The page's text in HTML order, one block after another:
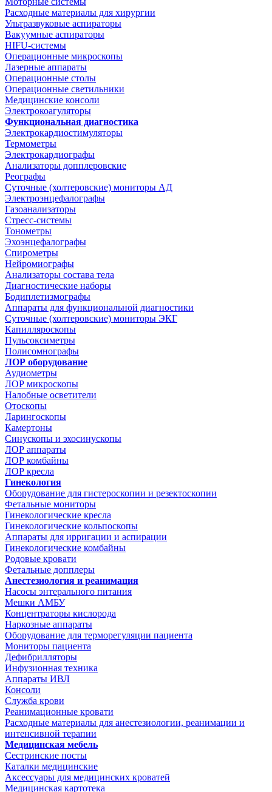
Расходные материалы для хирургии
Ультразвуковые аспираторы
Вакуумные аспираторы
HIFU-системы
Операционные микроскопы
Лазерные аппараты
Операционные столы
Операционные светильники
Медицинские консоли
Электрокоагуляторы
Функциональная диагностика
Электрокардиостимуляторы
Термометры
Электрокардиографы
Анализаторы допплеровские
Реографы
Суточные (холтеровские) мониторы АД
Электроэнцефалографы
Газоанализаторы
Стресс-системы
Тонометры
Эхоэнцефалографы
Спирометры
Нейромиографы
Анализаторы состава тела
Диагностические наборы
Бодиплетизмографы
Аппараты для функциональной диагностики
Суточные (холтеровские) мониторы ЭКГ
Капилляроскопы
Пульсоксиметры
Полисомнографы
ЛОР оборудование
Аудиометры
ЛОР микроскопы
Налобные осветители
Отоскопы
Ларингоскопы
Камертоны
Синускопы и эхосинускопы
ЛОР аппараты
ЛОР комбайны
ЛОР кресла
Гинекология
Оборудование для гистероскопии и резектоскопии
Фетальные мониторы
Гинекологические кресла
Гинекологические кольпоскопы
Аппараты для ирригации и аспирации
Гинекологические комбайны
Родовые кровати
Фетальные допплеры
Анестезиология и реанимация
Насосы энтерального питания
Мешки АМБУ
Концентраторы кислорода
Наркозные аппараты
Оборудование для терморегуляции пациента
Мониторы пациента
Дефибрилляторы
Инфузионная техника
Аппараты ИВЛ
Консоли
Служба крови
Реанимационные кровати
Расходные материалы для анестезиологии, реанимации и
интенсивной терапии
Медицинская мебель
Сестринские посты
Каталки медицинские
Аксессуары для медицинских кроватей
Медицинская картотека